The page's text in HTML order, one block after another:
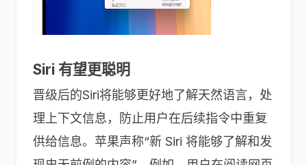
Siri 有望更聪明
晋级后的Siri将能够更好地了解天然语言，处
理上下文信息，防止用户在后续指令中重复
供给信息。苹果声称“新 Siri 将能够了解和发